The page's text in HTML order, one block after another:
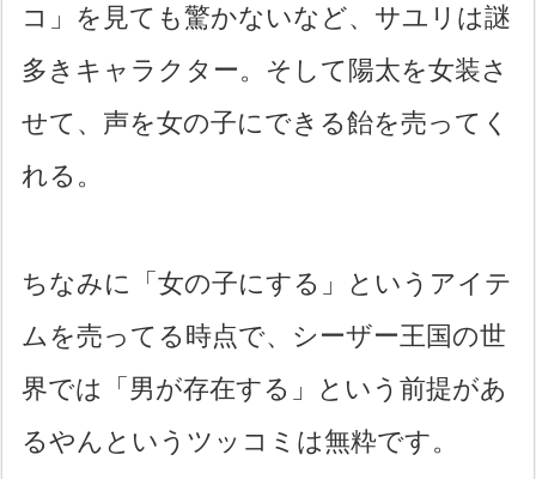
コ」を見ても驚かないなど、サユリは謎
多きキャラクター。そして陽太を女装さ
せて、声を女の子にできる飴を売ってく
れる。
ちなみに「女の子にする」というアイテ
ムを売ってる時点で、シーザー王国の世
界では「男が存在する」という前提があ
るやんというツッコミは無粋です。